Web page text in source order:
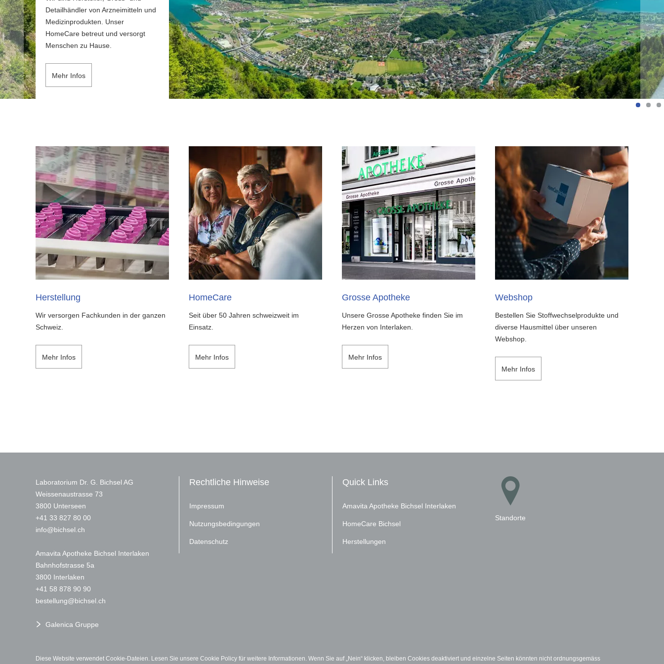
Detailhändler von Arzneimitteln und
Medizinprodukten. Unser
HomeCare betreut und versorgt
Menschen zu Hause.
Mehr Infos
Herstellung
Wir versorgen Fachkunden in der ganzen
Schweiz.
Mehr Infos
HomeCare
Seit über 50 Jahren schweizweit im
Einsatz.
Mehr Infos
Grosse Apotheke
Unsere Grosse Apotheke finden Sie im
Herzen von Interlaken.
Mehr Infos
Webshop
Bestellen Sie Stoffwechselprodukte und
diverse Hausmittel über unseren
Webshop.
Mehr Infos
Diese Website verwendet Cookie-Dateien. Lesen Sie unsere Cookie Policy für weitere Informationen. Wenn Sie auf „Nein“ klicken, bleiben Cookies deaktiviert und einzelne Seiten könnten nicht ordnungsgemäss
Laboratorium Dr. G. Bichsel AG
Weissenaustrasse 73
3800 Unterseen
+41 33 827 80 00
nf
b chs l ch
Amavita Apotheke Bichsel Interlaken
Bahnhofstrasse 5a
3800 Interlaken
+41 58 878 90 90
b st ll ng b chs l ch
Galenica Gruppe
Rechtliche Hinweise
Impressum
Nutzungsbedingungen
Datenschutz
Quick Links
Amavita Apotheke Bichsel Interlaken
HomeCare Bichsel
Herstellungen
Standorte